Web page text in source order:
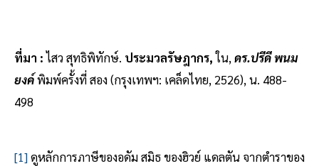
ที่มา :ไสว สุทธิพิทักษ์. ประมวลรัษฎากร,ใน, ดร.ปรีดี พนม
ยงค์พิมพ์ครั้งที่ สอง (กรุงเทพฯ: เคล็ดไทย, 2526), น. 488-
498
[1]ดูหลักการภาษีของอดัม สมิธ ของฮิวย์ แดลตัน จากตำราของ